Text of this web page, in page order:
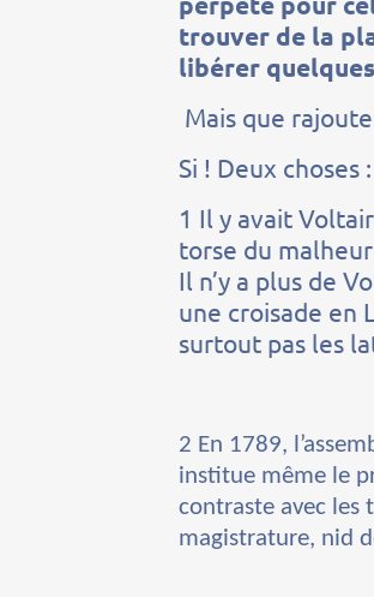
trouver de la
libérer
Mais que
Si ! Deux choses :
1 Il y avait
torse du
Il n’y a plus de
une croisade en
surtout pas les
2 En 1789,
institue même le
contraste avec les
magistrature, nid